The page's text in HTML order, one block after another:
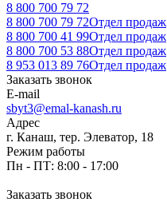
8 800 700 79 72
8 800 700 79 72Отдел продаж
8 800 700 41 99Отдел продаж
8 800 700 53 88Отдел продаж
8 953 013 89 76Отдел продаж
Заказать звонок
E-mail
sbyt3@emal-kanash.ru
Адрес
г. Канаш, тер. Элеватор, 18
Режим работы
Пн - ПТ: 8:00 - 17:00
Заказать звонок